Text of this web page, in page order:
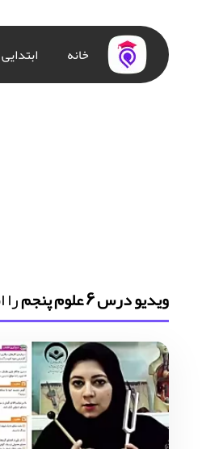
خانه ابتدایی
ویدیو درس 6 علوم پنجم